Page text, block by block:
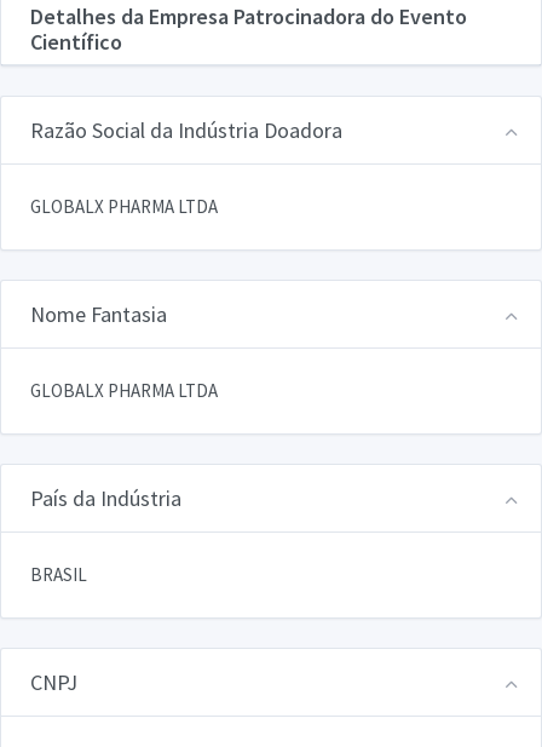
Detalhes da Empresa Patrocinadora do Evento
Científico
Razão Social da Indústria Doadora
GLOBALX PHARMA LTDA
Nome Fantasia
GLOBALX PHARMA LTDA
País da Indústria
BRASIL
CNPJ